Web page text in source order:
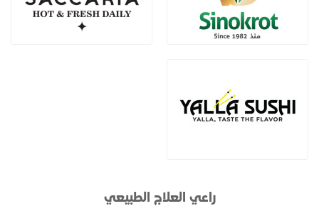
راعي العلاج الطبيعي